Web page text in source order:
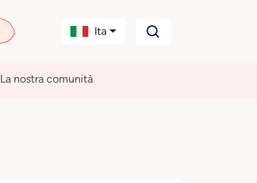
Ita
La nostra comunità